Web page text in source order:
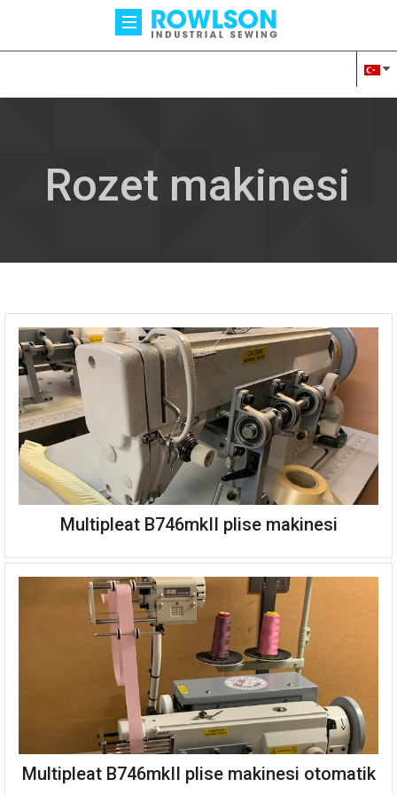
Rozet makinesi
Büyük kapasiteli bobine sahip tek igne kilit dikis çok kamli plise
Multipleat B746mkII plise makinesi
Multipleat B746mkII plise makinesi otomatik